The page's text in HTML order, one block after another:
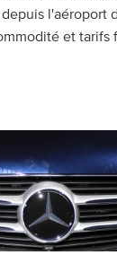
l'aéroport
et tarifs